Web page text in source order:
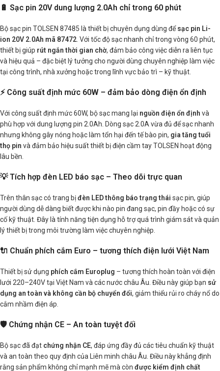
🔋 Sạc pin 20V dung lượng 2.0Ah chỉ trong 60 phút
Bộ sạc pin TOLSEN 87485 là thiết bị chuyên dụng dùng đểsạc pin Li-
ion 20V 2.0Ah mã 87472 . Với tốc độ sạc nhanh chỉ trong vòng 60 phút,
thiết bị giúp rút ngắn thời gian chờ, đảm bảo công việc diễn ra liên tục
và hiệu quả – đặc biệt lý tưởng cho người dùng chuyên nghiệp làm việc
tại công trình, nhà xưởng hoặc trong lĩnh vực bảo trì – kỹ thuật.
⚡ Công suất định mức 60W – đảm bảo dòng điện ổn định
Với công suất định mức 60W, bộ sạc mang lại nguồn điện ổn định và
phù hợp với dung lượng pin 2.0Ah. Dòng sạc 2.0A vừa đủ để sạc nhanh
nhưng không gây nóng hoặc làm tổn hại đến tế bào pin, gia tăng tuổi
thọ pin và đảm bảo hiệu suất thiết bị điện cầm tay TOLSEN hoạt động
lâu bền.
💡 Tích hợp đèn LED báo sạc – Theo dõi trực quan
Trên thân sạc có trang bịđèn LED thông báo trạng thái sạc pin, giúp
người dùng dễ dàng biết được khi nào pin đang sạc, pin đầy hoặc có sự
cố kỹ thuật. Đây là tính năng tiện dụng hỗ trợ quá trình giám sát và quản
lý thiết bị trong môi trường làm việc chuyên nghiệp.
🔌 Chuẩn phích cắm Euro – tương thích điện lưới Việt Nam
Thiết bị sử dụng phích cắm Europlug – tương thích hoàn toàn với điện
lưới 220–240V tại Việt Nam và các nước châu Âu. Điều này giúp bạn sử
dụng an toàn và không cần bộ chuyển đổi, giảm thiểu rủi ro cháy nổ do
cắm nhầm điện áp.
🛡️ Chứng nhận CE – An toàn tuyệt đối
Bộ sạc đã đạt chứng nhận CE, đáp ứng đầy đủ các tiêu chuẩn kỹ thuật
và an toàn theo quy định của Liên minh châu Âu. Điều này khẳng định
rằng sản phẩm không chỉ mạnh mẽ mà còn được kiểm định chất